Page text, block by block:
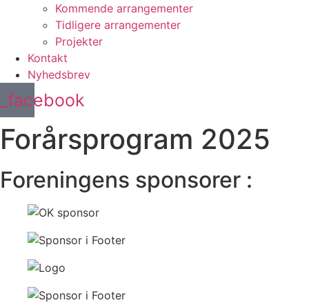
Kommende arrangementer
Tidligere arrangementer
Projekter
Kontakt
Nyhedsbrev
Forårsprogram 2025
Foreningens sponsorer :